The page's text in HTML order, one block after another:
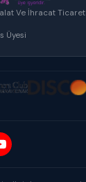
Ve İhracat Ticaret
Üyesi